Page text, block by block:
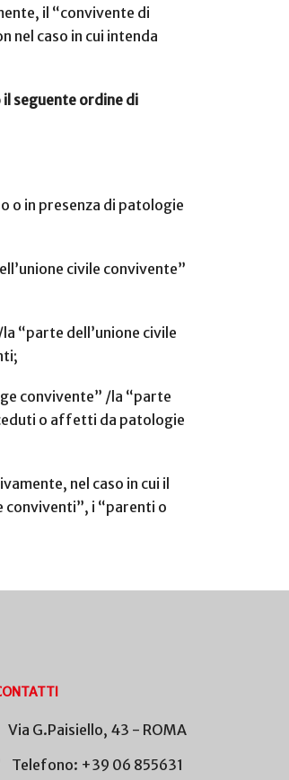
il “convivente di
nel caso in cui intenda
seguente ordine di
o in presenza di patologie
civile convivente”
“parte dell’unione civile
convivente” /la “parte
o affetti da patologie
nel caso in cui il
conviventi”, i “parenti o
Via G.Paisiello, 43 - ROMA
Telefono: +39 06 855631